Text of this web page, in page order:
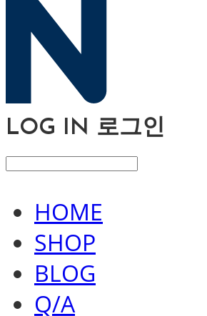
LOG IN 로그인
HOME
SHOP
BLOG
Q/A